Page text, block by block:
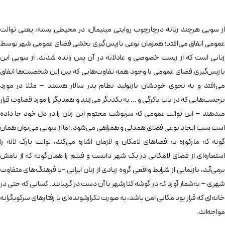
از سویی هرچند زنانه درچارچوب روایتی مینیمال، در محیطی بسته، یعنی توالت
عمومی اتفاق می‌افتد؛ همزمان نوعی بازپس‌گیری بخشی فضای عمومی شهر توسط
زنانی است که از زیست خصوصی و عادلانه در آن پس رانده شدند. از سویی این
بازپس‌گیری فضای عمومی با وجود همه تفاوت‌هایی که بین این شخصیت‌ها اتفاق
می‌افتد و به نحوی خودشان بازتولید نظام پدر سالار هستند – مثلا در مورد
برچسب‌هایی که در باب باکرگی و … به یکدیگر می‌زنند و همدیگر را مورد قضاوت قرار
میدهند – این توالت عمومی که سرنوشت محتوم این زنان را در دل خود جا داده
است سبب ایجاد نوعی فضای همدلی و همراهی می‌شود. اما از سویی می‌توان همان
گونه که مارکوزه به فضاهای لامکان و لازمان اشاره می‌کند، توالت پارک لاله را
استعاره‌ای از فضای لامکانی در یک شهر دانست و فیلم را همان‌گونه که از نامش
برمی‌آید، بازنمایی از شرایط واقعی گروه زیادی از زنان ایرانی -با فرهنگ‌های متفاوت
شهری – به‌شمار آورد که در گوشه کنارشهر با آن دست در گریبانند. کسانی که حتی در
خانه‌ای که قرار بود مکانی امن باشد، به صورت تکرارشونده‌ای با رفتارهای سرکوبگرانه
مواجه‌اند.